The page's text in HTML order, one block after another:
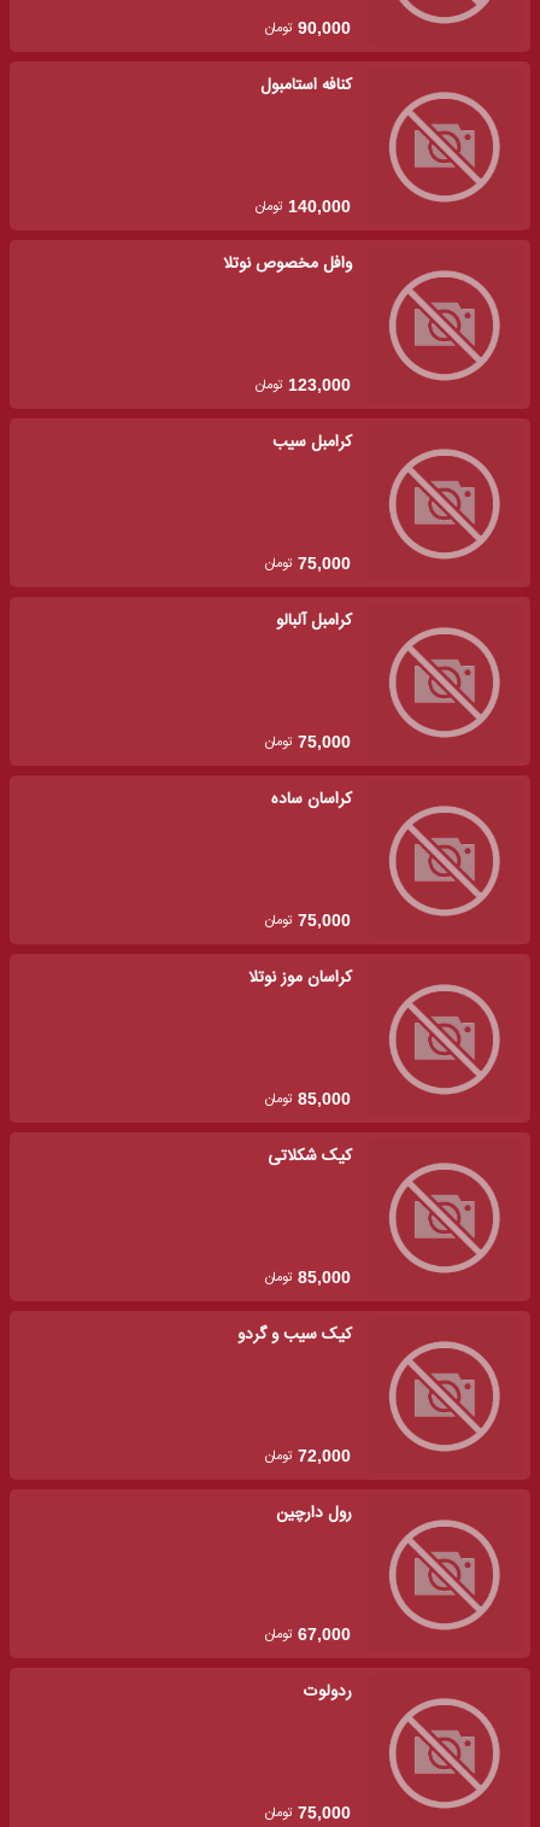
90,000 تومان
کنافه استامبول
140,000 تومان
وافل مخصوص نوتلا
123,000 تومان
کرامبل سیب
75,000 تومان
کرامبل آلبالو
75,000 تومان
کراسان ساده
75,000 تومان
کراسان موز نوتلا
85,000 تومان
کیک شکلاتی
85,000 تومان
کیک سیب و گردو
72,000 تومان
رول دارچین
67,000 تومان
ردولوت
75,000 تومان